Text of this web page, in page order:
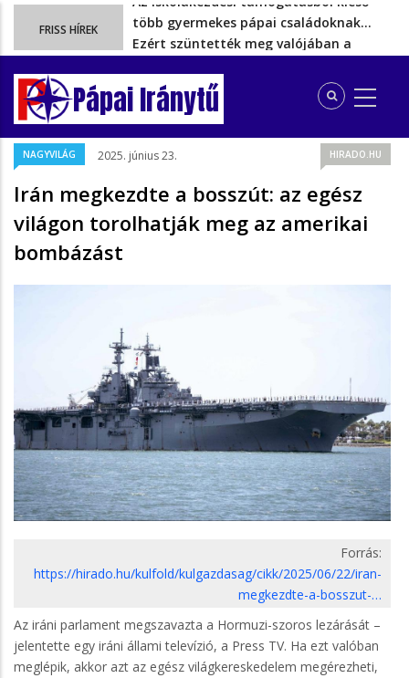
FRISS HÍREK
Ezért szüntették meg valójában a
szén‑dioxid‑kvóta‑adót
Energiakrízis: Magyar Péter szerint még
hetekig nem lehet…
A spanyol enklávét elárasztják a
tengeren érkező migránsok
Rétvári Bence: Magyar Péter gőzerővel
hátrál ki a tanároknak tett…
Az iskolakezdési támogatásból kieső
több gyermekes pápai családoknak…
Pápai Iránytű
NAGYVILÁG 2025. június 23. HIRADO.HU
Irán megkezdte a bosszút: az egész
világon torolhatják meg az amerikai
bombázást
Forrás:
https://hirado.hu/kulfold/kulgazdasag/cikk/2025/06/22/iran-
megkezdte-a-bosszut-…
Az iráni parlament megszavazta a Hormuzi-szoros lezárását –
jelentette egy iráni állami televízió, a Press TV. Ha ezt valóban
meglépik, akkor azt az egész világkereskedelem megérezheti,